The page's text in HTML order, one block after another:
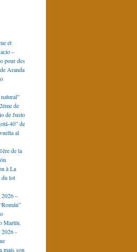
et
–
pour des
Aranda
de
de Justo
40” de
al
de la
à La
du lot
–
Martín.
-
mais son